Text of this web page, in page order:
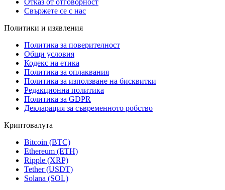
Отказ от отговорност
Свържете се с нас
Политики и изявления
Политика за поверителност
Общи условия
Кодекс на етика
Политика за оплаквания
Политика за използване на бисквитки
Редакционна политика
Политика за GDPR
Декларация за съвременното робство
Криптовалута
Bitcoin (BTC)
Ethereum (ETH)
Ripple (XRP)
Tether (USDT)
Solana (SOL)